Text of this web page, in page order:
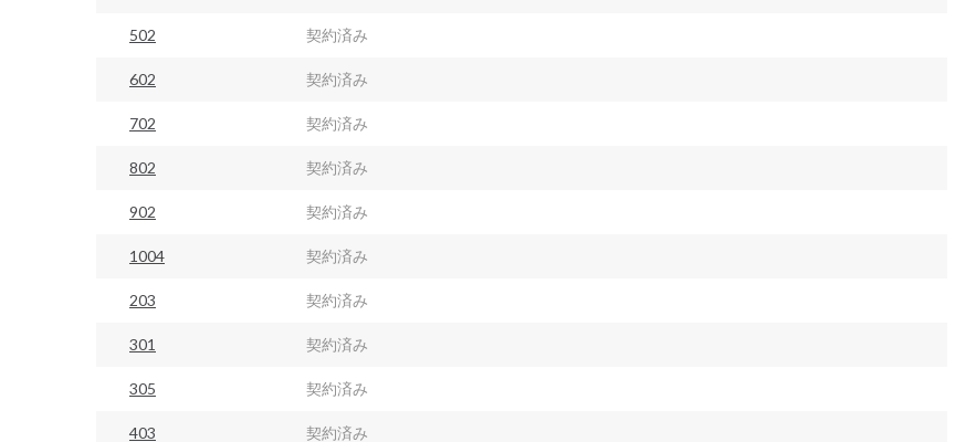
502 契約済み
602 契約済み
702 契約済み
802 契約済み
902 契約済み
1004 契約済み
203 契約済み
301 契約済み
305 契約済み
403 契約済み